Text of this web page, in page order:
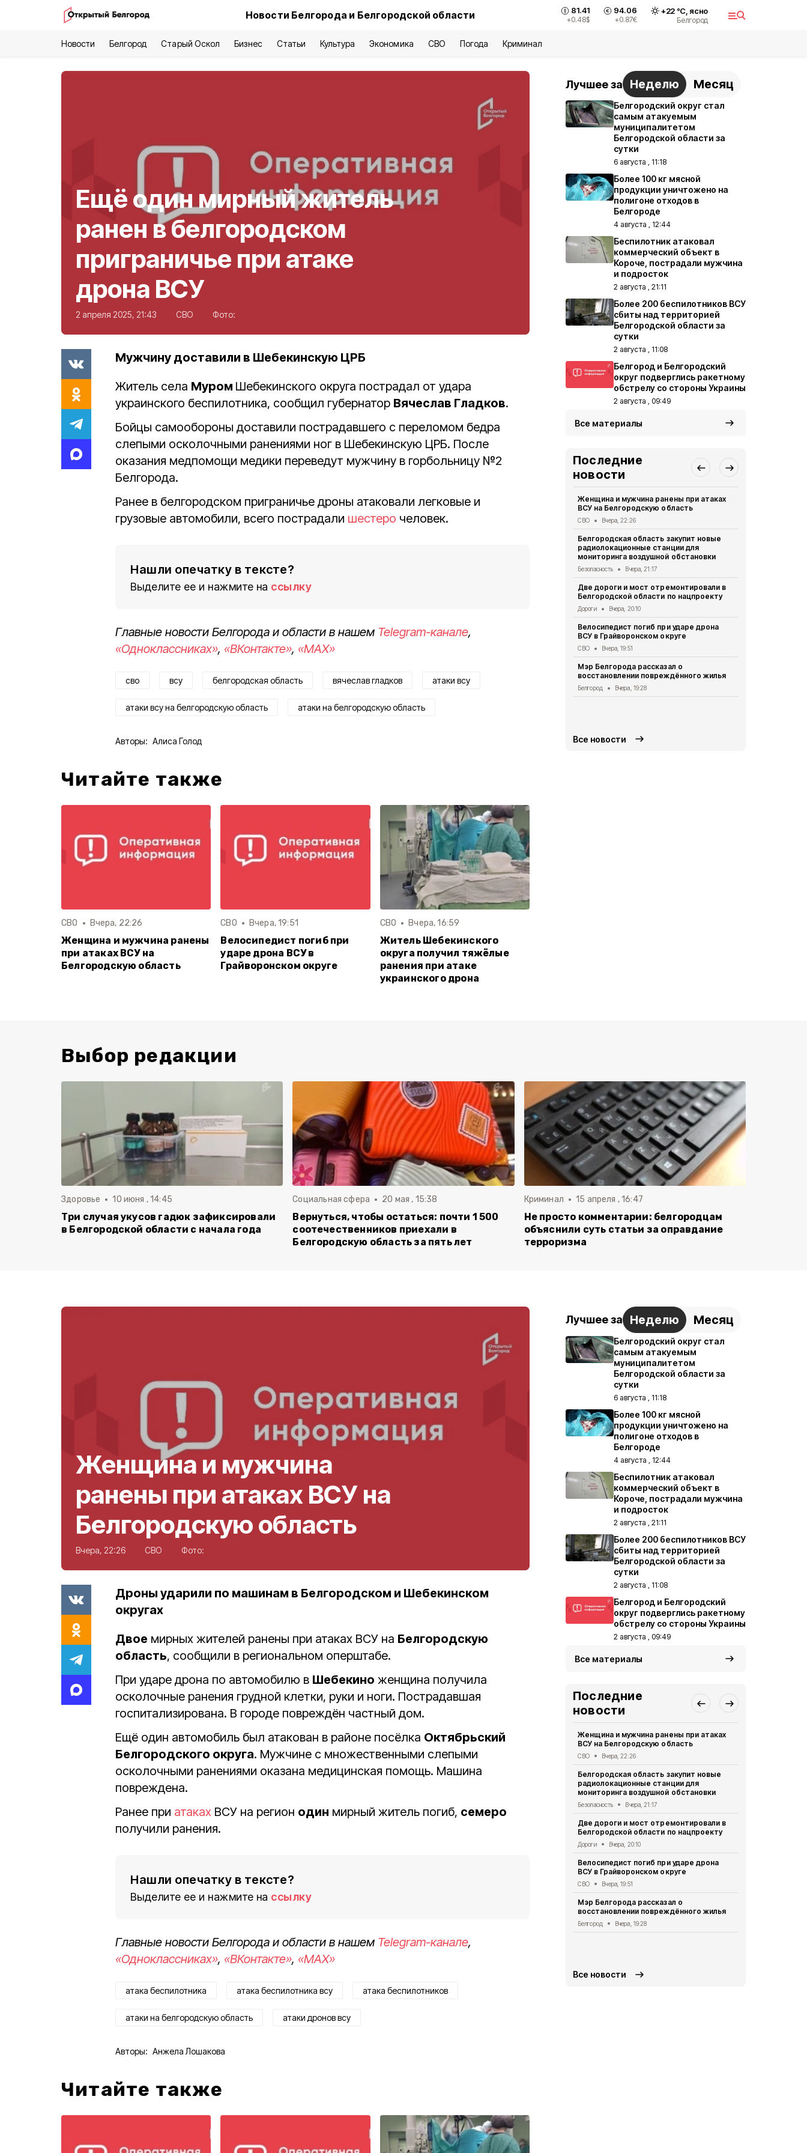
Новости Белгорода и Белгородской области 81.41
+0.48$
94.06
+0.87€
+22°С, ясно
Белгород
Новости Белгород Старый Оскол Бизнес Статьи Культура Экономика СВО Погода Криминал
Ещё один мирный житель
ранен в белгородском
приграничье при атаке
дрона ВСУ
2 апреля 2025, 21:43 СВО Фото:
Мужчину доставили в Шебекинскую ЦРБ
Житель села Муром Шебекинского округа пострадал от удара
украинского беспилотника, сообщил губернатор Вячеслав Гладков.
Бойцы самообороны доставили пострадавшего с переломом бедра
слепыми осколочными ранениями ног в Шебекинскую ЦРБ. После
оказания медпомощи медики переведут мужчину в горбольницу №2
Белгорода.
Ранее в белгородском приграничье дроны атаковали легковые и
грузовые автомобили, всего пострадали шестеро человек.
Нашли опечатку в тексте?
Выделите ее и нажмите на ссылку
Главные новости Белгорода и области в нашем Telegram-канале,
«Одноклассниках», «ВКонтакте», «MAX»
сво всу белгородская область вячеслав гладков атаки всу
атаки всу на белгородскую область атаки на белгородскую область
Авторы: Алиса Голод
Читайте также
СВО Вчера, 22:26
Женщина и мужчина ранены
при атаках ВСУ на
Белгородскую область
СВО Вчера, 19:51
Велосипедист погиб при
ударе дрона ВСУ в
Грайворонском округе
СВО Вчера, 16:59
Житель Шебекинского
округа получил тяжёлые
ранения при атаке
украинского дрона
Лучшее за Неделю Месяц
Белгородский округ стал
самым атакуемым
муниципалитетом
Белгородской области за
сутки
6 августа , 11:18
Более 100 кг мясной
продукции уничтожено на
полигоне отходов в
Белгороде
4 августа , 12:44
Беспилотник атаковал
коммерческий объект в
Короче, пострадали мужчина
и подросток
2 августа , 21:11
Более 200 беспилотников ВСУ
сбиты над территорией
Белгородской области за
сутки
2 августа , 11:08
Белгород и Белгородский
округ подверглись ракетному
обстрелу со стороны Украины
2 августа , 09:49
Все материалы
Последние
новости
Женщина и мужчина ранены при атаках
ВСУ на Белгородскую область
СВО Вчера, 22:26
Белгородская область закупит новые
радиолокационные станции для
мониторинга воздушной обстановки
Безопасность Вчера, 21:17
Две дороги и мост отремонтировали в
Белгородской области по нацпроекту
Дороги Вчера, 20:10
Велосипедист погиб при ударе дрона
ВСУ в Грайворонском округе
СВО Вчера, 19:51
Мэр Белгорода рассказал о
восстановлении повреждённого жилья
Белгород Вчера, 19:28
Все новости
Выбор редакции
Здоровье 10 июня , 14:45
Три случая укусов гадюк зафиксировали
в Белгородской области с начала года
Социальная сфера 20 мая , 15:38
Вернуться, чтобы остаться: почти 1 500
соотечественников приехали в
Белгородскую область за пять лет
Криминал 15 апреля , 16:47
Не просто комментарии: белгородцам
объяснили суть статьи за оправдание
терроризма
Женщина и мужчина
ранены при атаках ВСУ на
Белгородскую область
Вчера, 22:26 СВО Фото:
Дроны ударили по машинам в Белгородском и Шебекинском
округах
Двое мирных жителей ранены при атаках ВСУ на Белгородскую
область, сообщили в региональном оперштабе.
При ударе дрона по автомобилю в Шебекино женщина получила
осколочные ранения грудной клетки, руки и ноги. Пострадавшая
госпитализирована. В городе повреждён частный дом.
Ещё один автомобиль был атакован в районе посёлка Октябрьский
Белгородского округа. Мужчине с множественными слепыми
осколочными ранениями оказана медицинская помощь. Машина
повреждена.
Ранее при атаках ВСУ на регион один мирный житель погиб, семеро
получили ранения.
Нашли опечатку в тексте?
Выделите ее и нажмите на ссылку
Главные новости Белгорода и области в нашем Telegram-канале,
«Одноклассниках», «ВКонтакте», «MAX»
атака беспилотника атака беспилотника всу атака беспилотников
атаки на белгородскую область атаки дронов всу
Авторы: Анжела Лошакова
Читайте также
Лучшее за Неделю Месяц
Белгородский округ стал
самым атакуемым
муниципалитетом
Белгородской области за
сутки
6 августа , 11:18
Более 100 кг мясной
продукции уничтожено на
полигоне отходов в
Белгороде
4 августа , 12:44
Беспилотник атаковал
коммерческий объект в
Короче, пострадали мужчина
и подросток
2 августа , 21:11
Более 200 беспилотников ВСУ
сбиты над территорией
Белгородской области за
сутки
2 августа , 11:08
Белгород и Белгородский
округ подверглись ракетному
обстрелу со стороны Украины
2 августа , 09:49
Все материалы
Последние
новости
Женщина и мужчина ранены при атаках
ВСУ на Белгородскую область
СВО Вчера, 22:26
Белгородская область закупит новые
радиолокационные станции для
мониторинга воздушной обстановки
Безопасность Вчера, 21:17
Две дороги и мост отремонтировали в
Белгородской области по нацпроекту
Дороги Вчера, 20:10
Велосипедист погиб при ударе дрона
ВСУ в Грайворонском округе
СВО Вчера, 19:51
Мэр Белгорода рассказал о
восстановлении повреждённого жилья
Белгород Вчера, 19:28
Все новости